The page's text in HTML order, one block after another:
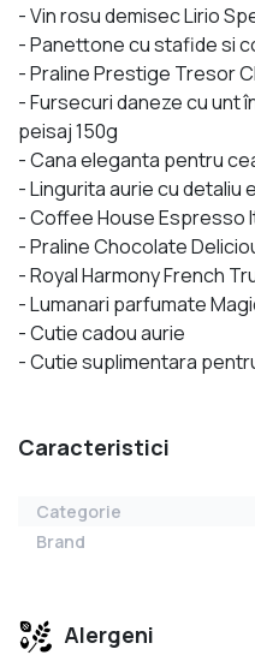
- Vin rosu demisec Lirio
- Panettone cu stafide si
- Praline Prestige Tresor
- Fursecuri daneze cu unt
peisaj 150g
- Cana eleganta pentru
- Lingurita aurie cu detaliu
- Coffee House Espresso
- Praline Chocolate
- Royal Harmony French
- Lumanari parfumate
- Cutie cadou aurie
- Cutie suplimentara
Caracteristici
Categorie
Brand
Alergeni